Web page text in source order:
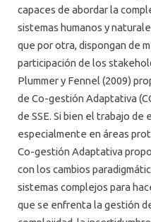
capaces de abordar la
sistemas humanos y
que por otra, dispongan de
participación de los
Plummer y Fennel (2009)
de Co-gestión Adaptativa
de SSE. Si bien el trabajo
especialmente en áreas
Co-gestión Adaptativa
con los cambios
sistemas complejos para
que se enfrenta la gestión